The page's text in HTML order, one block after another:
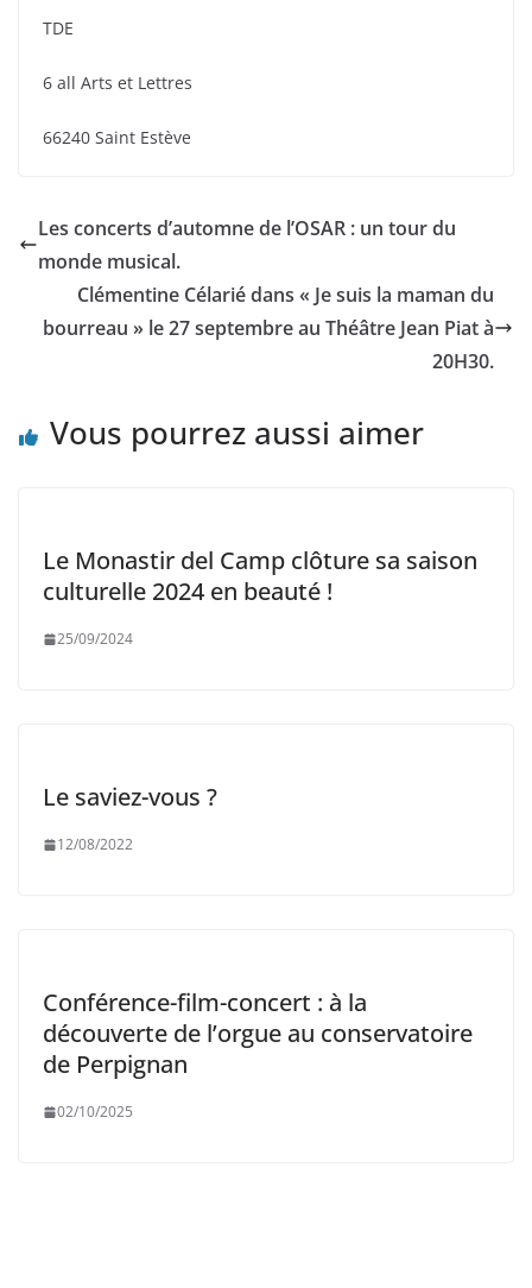
TDE
6 all Arts et Lettres
66240 Saint Estève
Les concerts d’automne de l’OSAR : un tour du
monde musical.
Clémentine Célarié dans « Je suis la maman du
bourreau » le 27 septembre au Théâtre Jean Piat à
20H30.
Vous pourrez aussi aimer
Le Monastir del Camp clôture sa saison
culturelle 2024 en beauté !
25/09/2024
Le saviez-vous ?
12/08/2022
Conférence-film-concert : à la
découverte de l’orgue au conservatoire
de Perpignan
02/10/2025